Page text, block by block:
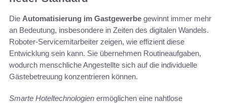
Die Automatisierung im Gastgewerbe gewinnt immer mehr
an Bedeutung, insbesondere in Zeiten des digitalen Wandels.
Roboter-Servicemitarbeiter zeigen, wie effizient diese
Entwicklung sein kann. Sie übernehmen Routineaufgaben,
wodurch menschliche Angestellte sich auf die individuelle
Gästebetreuung konzentrieren können.
Smarte Hoteltechnologien ermöglichen eine nahtlose